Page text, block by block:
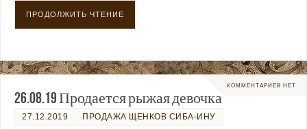
ПРОДОЛЖИТЬ ЧТЕНИЕ
КОММЕНТАРИЕВ НЕТ
26.08.19 Продается рыжая девочка
27.12.2019 ПРОДАЖА ЩЕНКОВ СИБА-ИНУ